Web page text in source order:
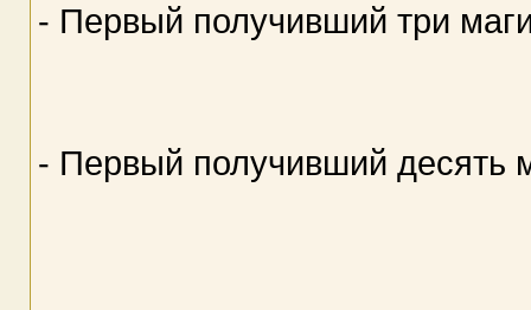
- Первый получивший три
- Первый получивший десять